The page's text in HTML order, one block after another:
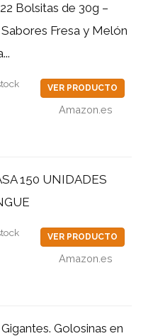
Bolsitas de 30g –
Fresa y Melón
VER PRODUCTO
Amazon.es
150 UNIDADES
VER PRODUCTO
Amazon.es
Golosinas en